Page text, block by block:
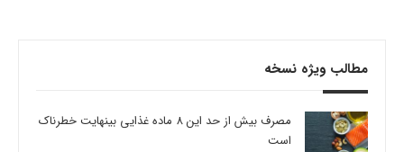
مطالب ویژه نسخه
مصرف بیش از حد این 8 ماده غذایی بینهایت خطرناک
است